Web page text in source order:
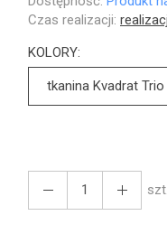
Czas realizacji:
KOLORY:
tkanina Kvadrat
szt.